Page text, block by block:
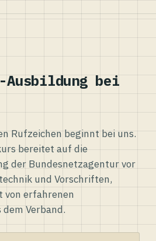
Ausbildung bei
Rufzeichen beginnt bei uns.
bereitet auf die
der Bundesnetzagentur vor
und Vorschriften,
von erfahrenen
Verband.